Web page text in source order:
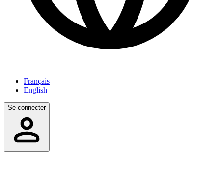
Français
English
Se connecter